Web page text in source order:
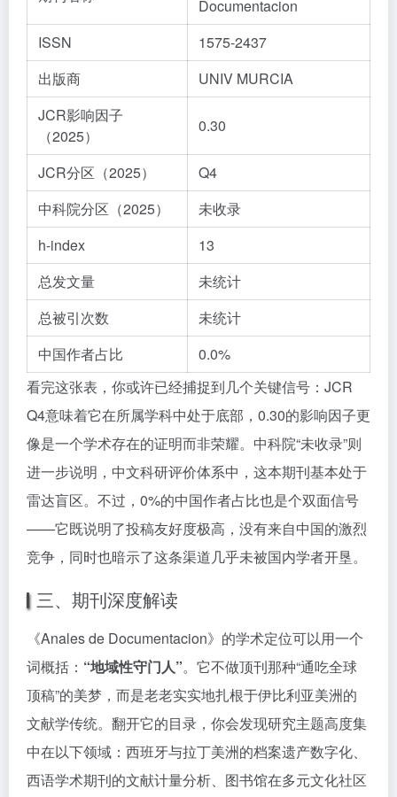
Documentacion
ISSN
1575-2437
出版商
UNIV MURCIA
JCR影响因子
（2025）
0.30
JCR分区（2025）
Q4
中科院分区（2025）
未收录
h-index
13
总发文量
未统计
总被引次数
未统计
中国作者占比
0.0%
看完这张表，你或许已经捕捉到几个关键信号：JCR
Q4意味着它在所属学科中处于底部，0.30的影响因子更
像是一个学术存在的证明而非荣耀。中科院“未收录”则
进一步说明，中文科研评价体系中，这本期刊基本处于
雷达盲区。不过，0%的中国作者占比也是个双面信号
——它既说明了投稿友好度极高，没有来自中国的激烈
竞争，同时也暗示了这条渠道几乎未被国内学者开垦。
三、期刊深度解读
《Anales de Documentacion》的学术定位可以用一个
词概括： “地域性守门人”。它不做顶刊那种“通吃全球
顶稿”的美梦，而是老老实实地扎根于伊比利亚美洲的
文献学传统。翻开它的目录，你会发现研究主题高度集
中在以下领域：西班牙与拉丁美洲的档案遗产数字化、
西语学术期刊的文献计量分析、图书馆在多元文化社区